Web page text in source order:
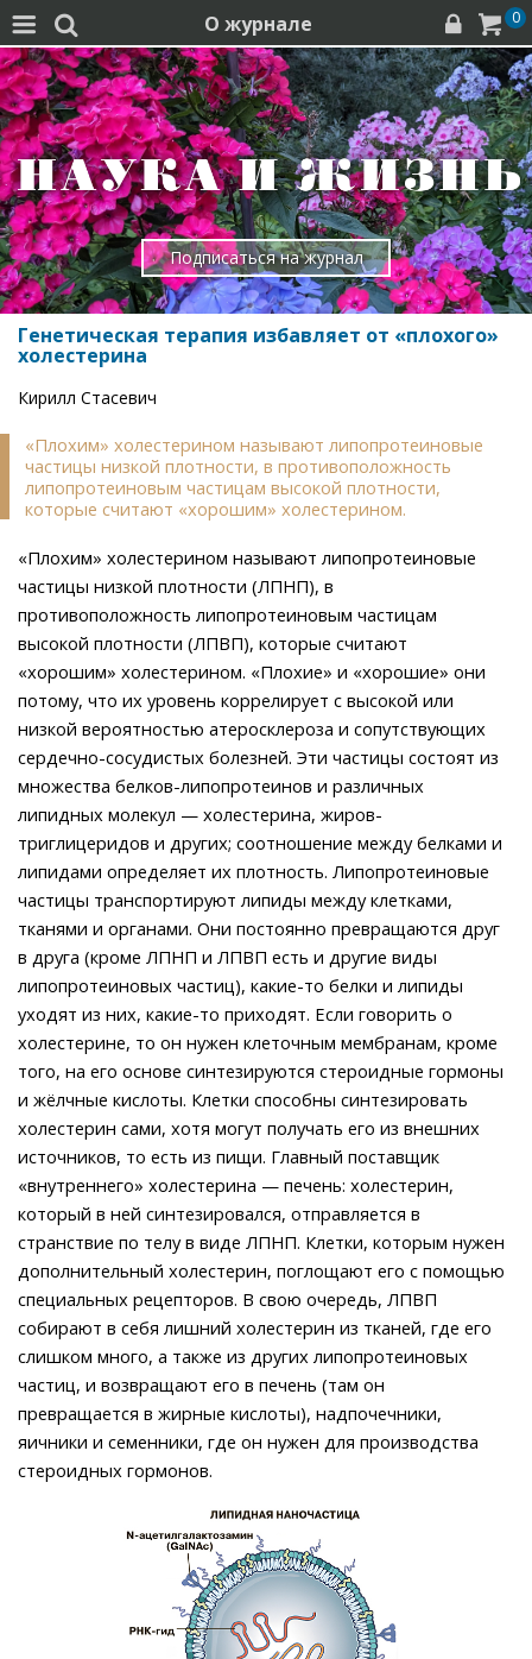
  О журнале   0
Подписаться на журнал
Генетическая терапия избавляет от «плохого»
холестерина
Кирилл Стасевич
«Плохим» холестерином называют липопротеиновые
частицы низкой плотности, в противоположность
липопротеиновым частицам высокой плотности,
которые считают «хорошим» холестерином.
«Плохим» холестерином называют липопротеиновые
частицы низкой плотности (ЛПНП), в
противоположность липопротеиновым частицам
высокой плотности (ЛПВП), которые считают
«хорошим» холестерином. «Плохие» и «хорошие» они
потому, что их уровень коррелирует с высокой или
низкой вероятностью атеросклероза и сопутствующих
сердечно-сосудистых болезней. Эти частицы состоят из
множества белков-липопротеинов и различных
липидных молекул — холестерина, жиров-
триглицеридов и других; соотношение между белками и
липидами определяет их плотность. Липопротеиновые
частицы транспортируют липиды между клетками,
тканями и органами. Они постоянно превращаются друг
в друга (кроме ЛПНП и ЛПВП есть и другие виды
липопротеиновых частиц), какие-то белки и липиды
уходят из них, какие-то приходят. Если говорить о
холестерине, то он нужен клеточным мембранам, кроме
того, на его основе синтезируются стероидные гормоны
и жёлчные кислоты. Клетки способны синтезировать
холестерин сами, хотя могут получать его из внешних
источников, то есть из пищи. Главный поставщик
«внутреннего» холестерина — печень: холестерин,
который в ней синтезировался, отправляется в
странствие по телу в виде ЛПНП. Клетки, которым нужен
дополнительный холестерин, поглощают его с помощью
специальных рецепторов. В свою очередь, ЛПВП
собирают в себя лишний холестерин из тканей, где его
слишком много, а также из других липопротеиновых
частиц, и возвращают его в печень (там он
превращается в жирные кислоты), надпочечники,
яичники и семенники, где он нужен для производства
стероидных гормонов.